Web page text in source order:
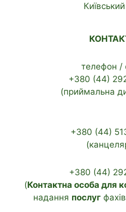
телефон /
+380 (44)
(приймальна
+380 (44)
+380 (44)
(Контактна особа для
надання послуг